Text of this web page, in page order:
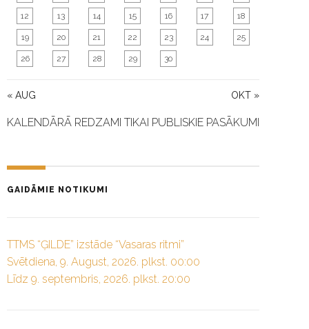
« AUG OKT »
12 13 14 15 16 17 18
19 20 21 22 23 24 25
26 27 28 29 30
KALENDĀRĀ REDZAMI TIKAI PUBLISKIE PASĀKUMI
GAIDĀMIE NOTIKUMI
TTMS “ĢILDE” izstāde “Vasaras ritmi”
Svētdiena, 9. August, 2026. plkst. 00:00
Līdz 9. septembris, 2026. plkst. 20:00